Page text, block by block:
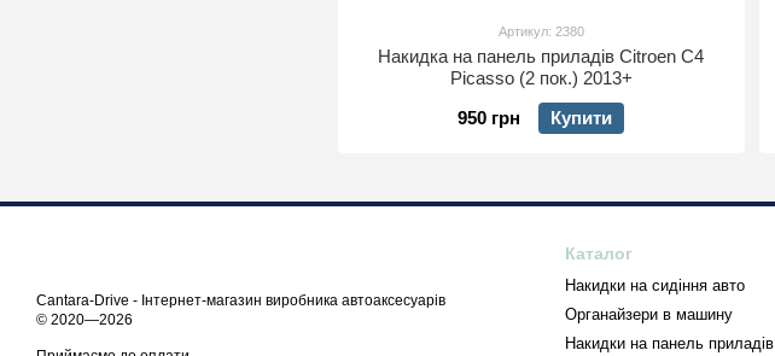
Артикул: 2380
Накидка на панель приладів Citroen С4
Picasso (2 пок.) 2013+
950 грн
Купити
Cantara-Drive - Інтернет-магазин виробника автоаксесуарів
© 2020—2026
Каталог
Накидки на сидіння авто
Органайзери в машину
Накидки на панель приладів